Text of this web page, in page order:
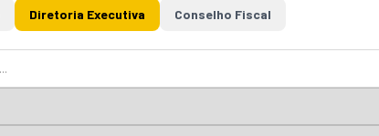
Diretoria Executiva Conselho Fiscal